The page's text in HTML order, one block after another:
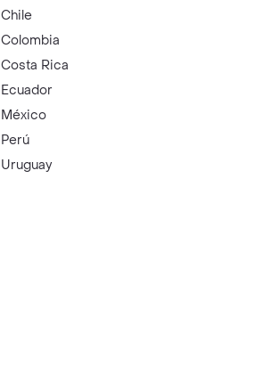
Chile
Colombia
Costa Rica
Ecuador
México
Perú
Uruguay